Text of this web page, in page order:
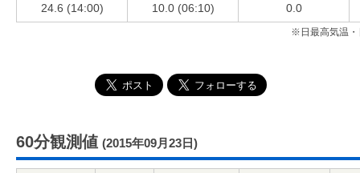
24.6 (14:00) 10.0 (06:10) 0.0
※日最高気温・
60分観測値 (2015年09月23日)